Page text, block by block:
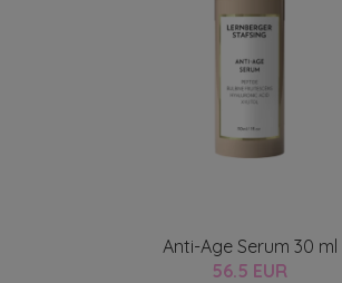
Anti-Age Serum 30 ml
56.5 EUR